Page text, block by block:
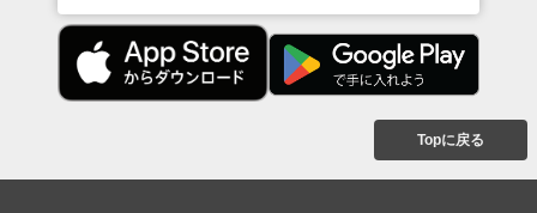
Topに戻る